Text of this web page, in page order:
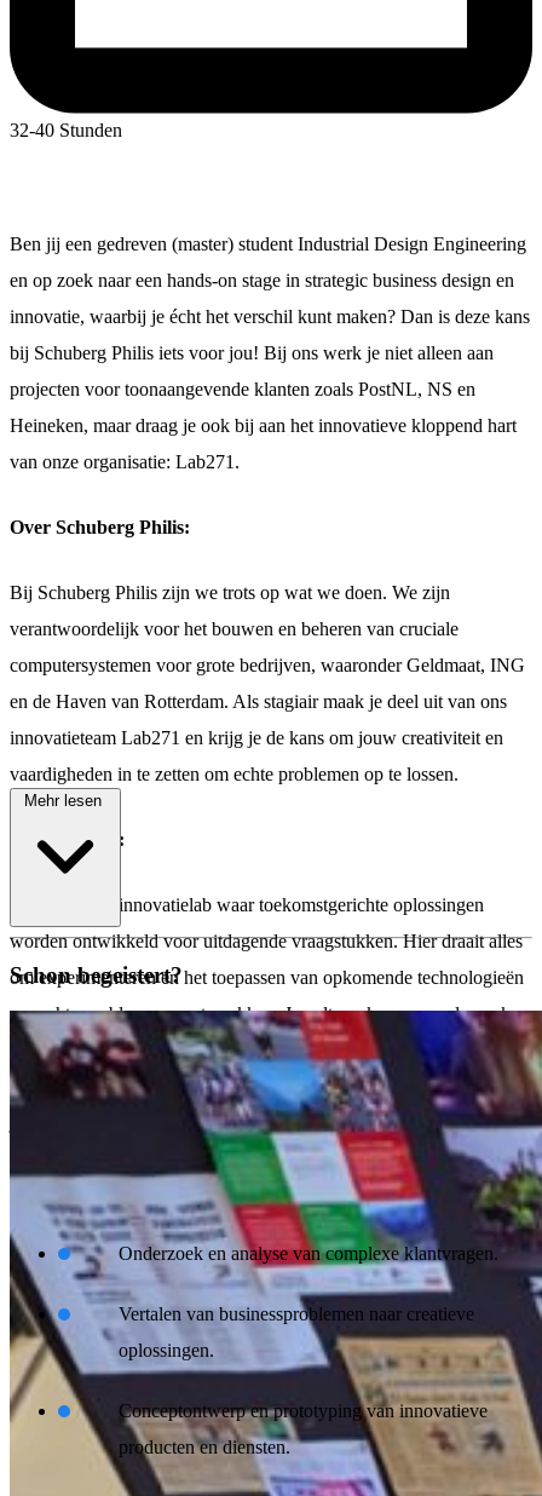
32-40 Stunden
Ben jij een gedreven (master) student Industrial Design Engineering
en op zoek naar een hands-on stage in strategic business design en
innovatie, waarbij je écht het verschil kunt maken? Dan is deze kans
bij Schuberg Philis iets voor jou! Bij ons werk je niet alleen aan
projecten voor toonaangevende klanten zoals PostNL, NS en
Heineken, maar draag je ook bij aan het innovatieve kloppend hart
van onze organisatie: Lab271.
Over Schuberg Philis:
Bij Schuberg Philis zijn we trots op wat we doen. We zijn
verantwoordelijk voor het bouwen en beheren van cruciale
computersystemen voor grote bedrijven, waaronder Geldmaat, ING
en de Haven van Rotterdam. Als stagiair maak je deel uit van ons
innovatieteam Lab271 en krijg je de kans om jouw creativiteit en
vaardigheden in te zetten om echte problemen op te lossen.
Over Lab271:
Lab271 is het innovatielab waar toekomstgerichte oplossingen
worden ontwikkeld voor uitdagende vraagstukken. Hier draait alles
om experimenteren en het toepassen van opkomende technologieën
om echte problemen aan te pakken. Je zult werken aan onderzoek,
conceptontwerp, prototyping, business modelling, visualisaties en
workshops voor diverse klanten. Ben je benieuwd naar wat één van
je voorgangers heeft gedaan? Bekijk dan hier het verslag!
Onderzoek en analyse van complexe klantvragen.
Vertalen van businessproblemen naar creatieve
oplossingen.
Conceptontwerp en prototyping van innovatieve
producten en diensten.
Mehr lesen
Schon begeistert?